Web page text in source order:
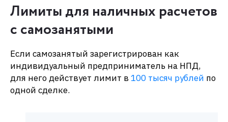
Лимиты для наличных расчетов
с самозанятыми
Если самозанятый зарегистрирован как
индивидуальный предприниматель на НПД,
для него действует лимит в100 тысяч рублей по
одной сделке.